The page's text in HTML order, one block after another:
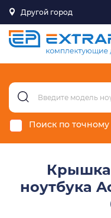
Другой город
Поиск по точному
ноутбука